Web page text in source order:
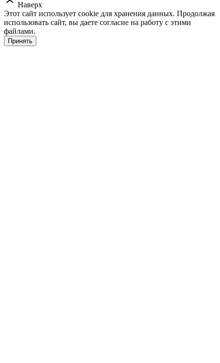
Наверх
Этот сайт использует cookie для хранения данных. Продолжая
использовать сайт, вы даете согласие на работу с этими
файлами.
Принять